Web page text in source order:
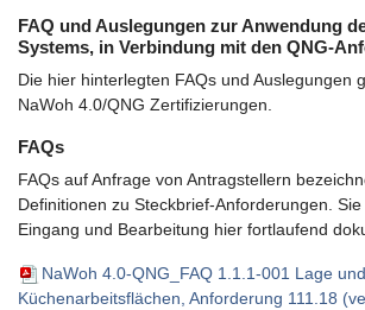
FAQ und Auslegungen zur Anwendung
Systems, in Verbindung mit den QNG-
Die hier hinterlegten FAQs und Auslegungen
NaWoh 4.0/QNG Zertifizierungen.
FAQs
FAQs auf Anfrage von Antragstellern
Definitionen zu Steckbrief-Anforderungen.
Eingang und Bearbeitung hier fortlaufend
NaWoh 4.0-QNG_FAQ 1.1.1-001 Lage
Küchenarbeitsflächen, Anforderung 111.18